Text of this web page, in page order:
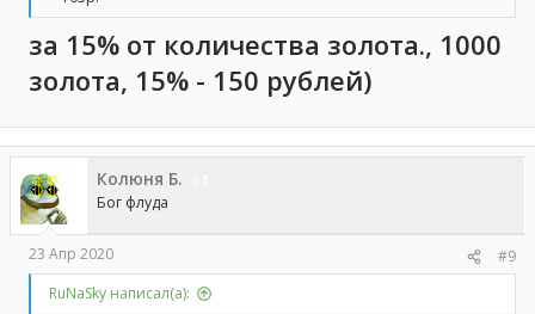
за 15% от количества золота., 1000
золота, 15% - 150 рублей)
Колюня Б.
Бог флуда
23 Апр 2020
#9
RuNaSky написал(а):